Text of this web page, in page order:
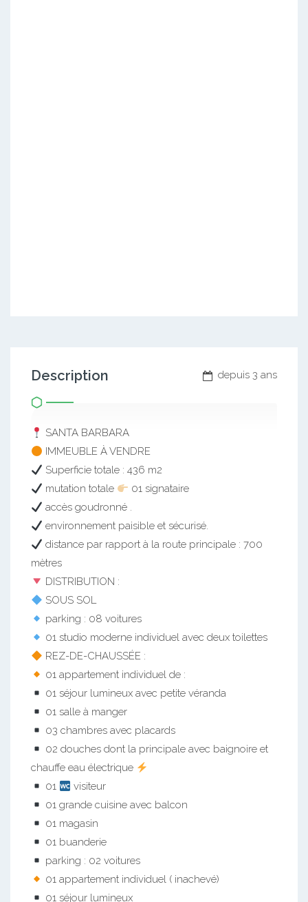
depuis 3 ans
Description
SANTA BARBARA
IMMEUBLE À VENDRE
Superficie totale : 436 m2
mutation totale
01 signataire
accès goudronné .
environnement paisible et sécurisé.
distance par rapport à la route principale : 700
mètres
DISTRIBUTION :
SOUS SOL
parking : 08 voitures
01 studio moderne individuel avec deux toilettes
REZ-DE-CHAUSSÉE :
01 appartement individuel de :
01 séjour lumineux avec petite véranda
01 salle à manger
03 chambres avec placards
02 douches dont la principale avec baignoire et
chauffe eau électrique
01
visiteur
01 grande cuisine avec balcon
01 magasin
01 buanderie
parking : 02 voitures
01 appartement individuel ( inachevé)
01 séjour lumineux